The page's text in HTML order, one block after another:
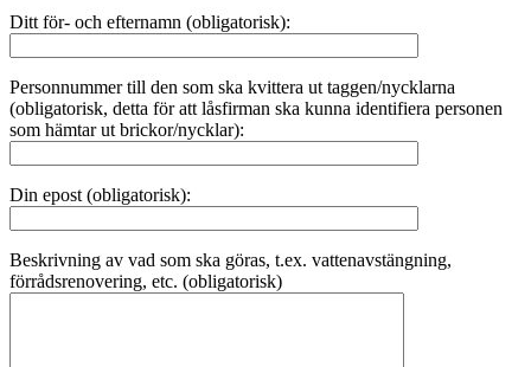
Ditt för- och efternamn (obligatorisk):
Personnummer till den som ska kvittera ut taggen/nycklarna
(obligatorisk, detta för att låsfirman ska kunna identifiera personen
som hämtar ut brickor/nycklar):
Din epost (obligatorisk):
Beskrivning av vad som ska göras, t.ex. vattenavstängning,
förrådsrenovering, etc. (obligatorisk)